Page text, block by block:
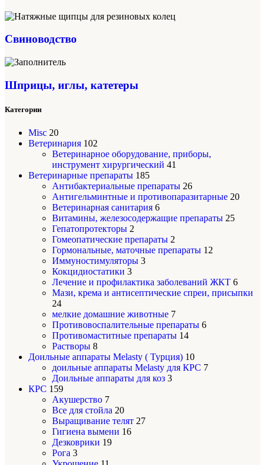
Свиноводство
Шприцы, иглы, катетеры
Категории
Misc 20
Ветеринария 102
Ветеринарное оборудование, приборы,
инструмент хирургический 41
Ветеринарные препараты 185
Антибактериальные препараты 26
Антигельминтные и противопаразитарные 20
Ветеринарная санитария 6
Витамины, железосодержащие препараты 25
Гепатопротекторы 2
Гомеопатические препараты 2
Гормональные, маточные препараты 12
Иммуностимуляторы 3
Кокцидиостатики 3
Лечение и профилактика заболеваний ЖКТ 6
Мази, крема и антисептические спреи, присыпки
24
мелкие домашние животные 7
Противовоспалительные препараты 6
Противомаститные препараты 14
Растворы 8
Доильные аппараты Melasty ( Турция) 10
доильные аппараты Melasty для КРС 7
Доильные аппараты для коз 3
КРС 159
Акушерство 7
Все для стойла 20
Выращивание телят 27
Гигиена вымени 16
Дезковрики 19
Рога 3